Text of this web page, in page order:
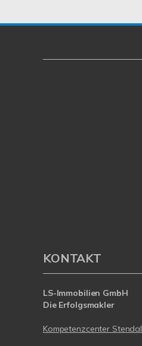
KONTAKT
LS-Immobilien GmbH
Die Erfolgsmakler
Kompetenzcenter Stendal